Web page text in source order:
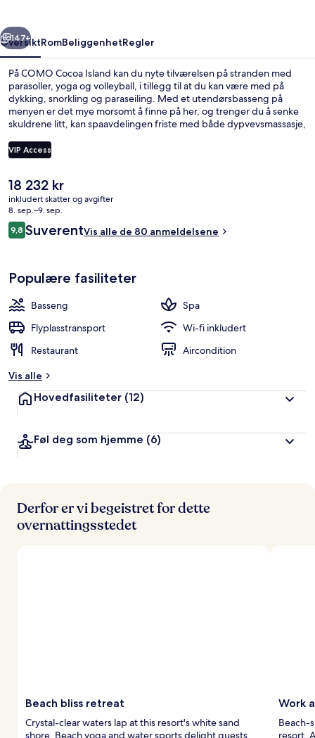
Neste
147+
OversiktRomBeliggenhetRegler
På COMO Cocoa Island kan du nyte tilværelsen på stranden med
parasoller, yoga og volleyball, i tillegg til at du kan være med på
dykking, snorkling og paraseiling. Med et utendørsbasseng på
menyen er det mye morsomt å finne på her, og trenger du å senke
skuldrene litt, kan spaavdelingen friste med både dypvevsmassasje,
friste med utsikt mot stranden og serverer både frokost, lunsj og
middag. På dette resort-hotellet i luksuriøs stil kan du glede deg
et treningssenter. Andre reisende liker blant annet romservicen.
VIP Access
Den
nåværende
prisen
er
18 232 kr
18 232 kr
inkludert skatter og avgifter
8. sep.–9. sep.
Anmeldelser
9,89,8 av 10 –
SuverentVis alle de 80 anmeldelsene
Populære fasiliteter
Basseng
Spa
Flyplasstransport
Wi-fi inkludert
Restaurant
Aircondition
Vis alle
Hovedfasiliteter (12)
Føl deg som hjemme (6)
Derfor er vi begeistret for dette
overnattingsstedet
Beach bliss retreat
Crystal-clear waters lap at this resort's white sand
shore. Beach yoga and water sports delight guests
Work
Beach-
resort.